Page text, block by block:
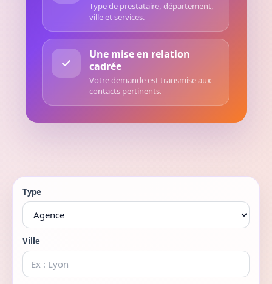
Type de prestataire, département,
ville et services.
Une mise en relation
cadrée
Votre demande est transmise aux
contacts pertinents.
Type
Ville